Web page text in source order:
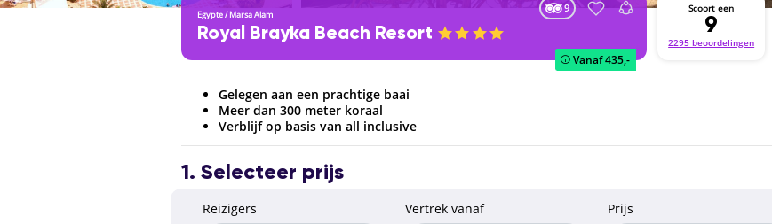
Egypte/Marsa Alam
9
Royal Brayka Beach Resort
Vanaf435,-
Scoort een
9
2295 beoordelingen
Gelegen aan een prachtige baai
Meer dan 300 meter koraal
Verblijf op basis van all inclusive
1. Selecteer prijs
Reizigers
Vertrek vanaf
Prijs